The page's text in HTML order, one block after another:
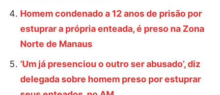
Homem condenado a 12 anos de prisão por
estuprar a própria enteada, é preso na Zona
Norte de Manaus
‘Um já presenciou o outro ser abusado’, diz
delegada sobre homem preso por estuprar